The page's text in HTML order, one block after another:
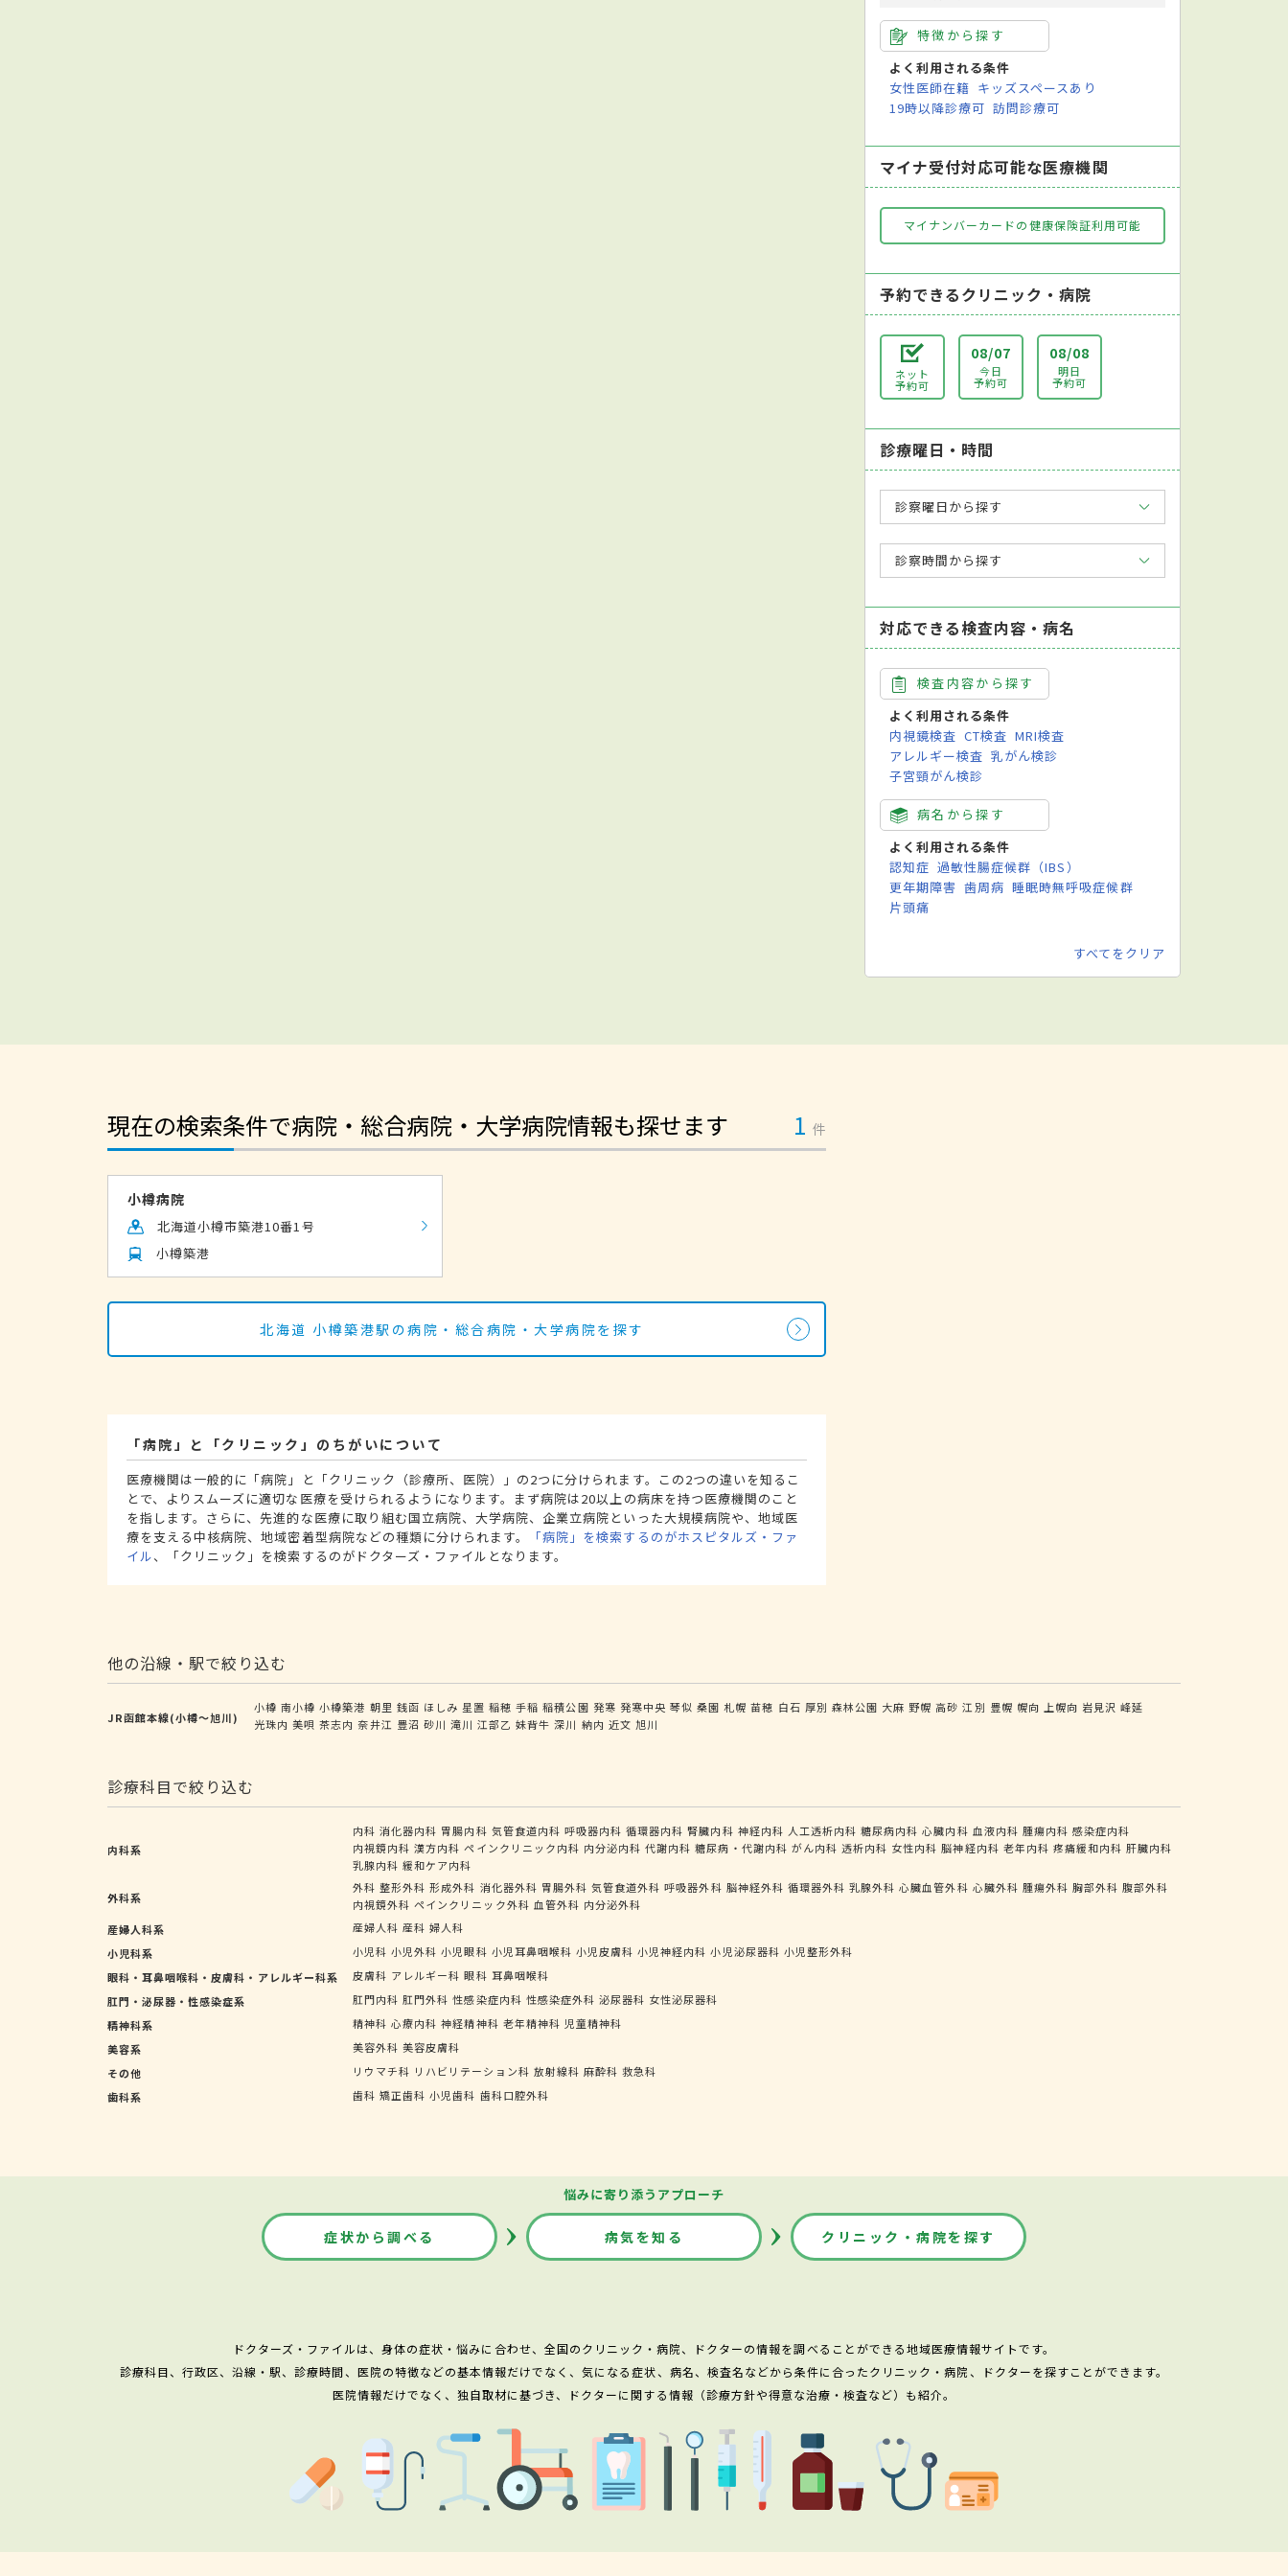
特徴から探す
よく利用される条件
女性医師在籍 キッズスペースあり
19時以降診療可 訪問診療可
マイナ受付対応可能な医療機関
マイナンバーカードの健康保険証利用可能
予約できるクリニック・病院
ネット
予約可
08/07
今日
予約可
08/08
明日
予約可
診療曜日・時間
診察曜日から探す
診察時間から探す
対応できる検査内容・病名
検査内容から探す
よく利用される条件
内視鏡検査 CT検査 MRI検査
アレルギー検査 乳がん検診
子宮頸がん検診
病名から探す
よく利用される条件
認知症 過敏性腸症候群（IBS）
更年期障害 歯周病 睡眠時無呼吸症候群
片頭痛
すべてをクリア
現在の検索条件で病院・総合病院・大学病院情報も探せます 1 件
小樽病院
北海道小樽市築港10番1号
小樽築港
北海道 小樽築港駅の病院・総合病院・大学病院を探す
「病院」と「クリニック」のちがいについて
医療機関は一般的に「病院」と「クリニック（診療所、医院）」の2つに分けられます。この2つの違いを知るこ
とで、よりスムーズに適切な医療を受けられるようになります。まず病院は20以上の病床を持つ医療機関のこと
を指します。さらに、先進的な医療に取り組む国立病院、大学病院、企業立病院といった大規模病院や、地域医
療を支える中核病院、地域密着型病院などの種類に分けられます。
「病院」を検索するのがホスピタルズ・ファ
イル、「クリニック」を検索するのがドクターズ・ファイルとなります。
他の沿線・駅で絞り込む
JR函館本線(小樽～旭川)
小樽 南小樽 小樽築港 朝里 銭函 ほしみ 星置 稲穂 手稲 稲積公園 発寒 発寒中央 琴似 桑園 札幌 苗穂 白石 厚別 森林公園 大麻 野幌 高砂 江別 豊幌 幌向 上幌向 岩見沢 峰延
光珠内 美唄 茶志内 奈井江 豊沼 砂川 滝川 江部乙 妹背牛 深川 納内 近文 旭川
診療科目で絞り込む
内科系
内科 消化器内科 胃腸内科 気管食道内科 呼吸器内科 循環器内科 腎臓内科 神経内科 人工透析内科 糖尿病内科 心臓内科 血液内科 腫瘍内科 感染症内科
内視鏡内科 漢方内科 ペインクリニック内科 内分泌内科 代謝内科 糖尿病・代謝内科 がん内科 透析内科 女性内科 脳神経内科 老年内科 疼痛緩和内科 肝臓内科
乳腺内科 緩和ケア内科
外科系
外科 整形外科 形成外科 消化器外科 胃腸外科 気管食道外科 呼吸器外科 脳神経外科 循環器外科 乳腺外科 心臓血管外科 心臓外科 腫瘍外科 胸部外科 腹部外科
内視鏡外科 ペインクリニック外科 血管外科 内分泌外科
産婦人科系
産婦人科 産科 婦人科
小児科系
小児科 小児外科 小児眼科 小児耳鼻咽喉科 小児皮膚科 小児神経内科 小児泌尿器科 小児整形外科
眼科・耳鼻咽喉科・皮膚科・アレルギー科系
皮膚科 アレルギー科 眼科 耳鼻咽喉科
肛門・泌尿器・性感染症系
肛門内科 肛門外科 性感染症内科 性感染症外科 泌尿器科 女性泌尿器科
精神科系
精神科 心療内科 神経精神科 老年精神科 児童精神科
美容系
美容外科 美容皮膚科
その他
リウマチ科 リハビリテーション科 放射線科 麻酔科 救急科
歯科系
歯科 矯正歯科 小児歯科 歯科口腔外科
悩みに寄り添うアプローチ
症状から調べる 病気を知る クリニック・病院を探す
ドクターズ・ファイルは、身体の症状・悩みに合わせ、全国のクリニック・病院、ドクターの情報を調べることができる地域医療情報サイトです。
診療科目、行政区、沿線・駅、診療時間、医院の特徴などの基本情報だけでなく、気になる症状、病名、検査名などから条件に合ったクリニック・病院、ドクターを探すことができます。
医院情報だけでなく、独自取材に基づき、ドクターに関する情報（診療方針や得意な治療・検査など）も紹介。